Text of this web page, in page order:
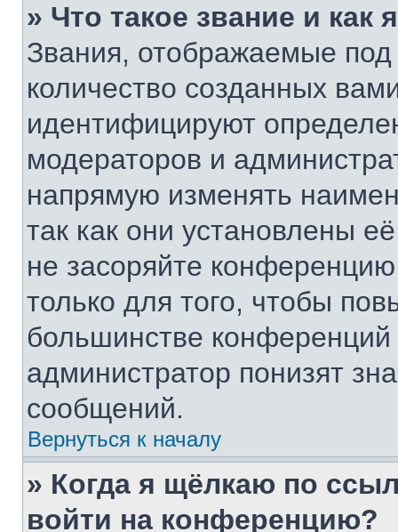
» Что такое звание и как
Звания, отображаемые
количество созданных
идентифицируют
модераторов и
напрямую изменять
так как они установлены
не засоряйте
только для того, чтобы
большинстве
администратор понизят
сообщений.
Вернуться к началу
» Когда я щёлкаю по
войти на конференцию?